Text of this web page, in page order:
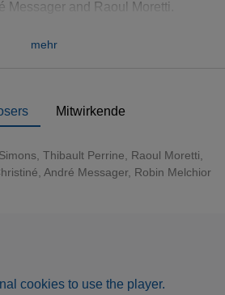
Mitwirkende
Thibault Perrine, Raoul Moretti,
André Messager, Robin Melchior
Messager and Raoul Moretti.
are eight leading French singers,
Philippe Talbot and Rémy
Andrieux, and bass-baritone
including all original sung texts
mehr
cookies to use the player.